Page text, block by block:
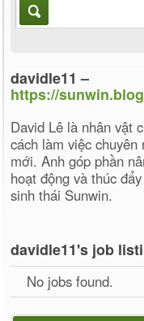
davidle11 –
https://
David Lê là nhân vật
cách làm việc
mới. Anh góp phần
hoạt động và thúc
sinh thái Sunwin.
davidle11's job
No jobs found.